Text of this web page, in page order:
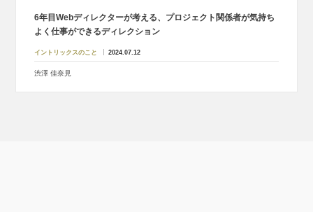
6年目Webディレクターが考える、プロジェクト関係者が気持ち
よく仕事ができるディレクション
イントリックスのこと 2024.07.12
渋澤 佳奈見